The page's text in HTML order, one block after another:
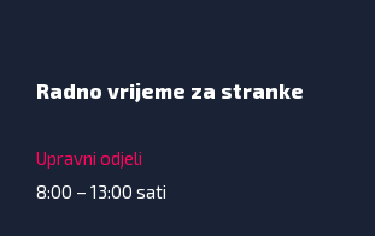
Radno vrijeme za stranke
Upravni odjeli
8:00 – 13:00 sati